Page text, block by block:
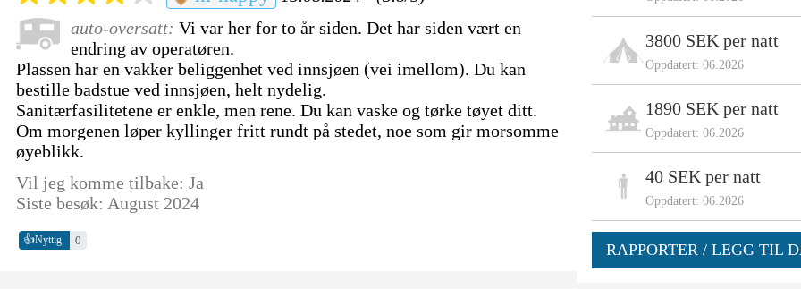
auto-oversatt:Vi var her for to år siden. Det har siden vært en
endring av operatøren.
Plassen har en vakker beliggenhet ved innsjøen (vei imellom). Du kan
bestille badstue ved innsjøen, helt nydelig.
Sanitærfasilitetene er enkle, men rene. Du kan vaske og tørke tøyet ditt.
Om morgenen løper kyllinger fritt rundt på stedet, noe som gir morsomme
øyeblikk.
Vil jeg komme tilbake: Ja
Siste besøk: August 2024
👍Nyttig 0
3800 SEK per natt
Oppdatert: 06.2026
1890 SEK per natt
Oppdatert: 06.2026
40 SEK per natt
Oppdatert: 06.2026
RAPPORTER / LEGG TIL